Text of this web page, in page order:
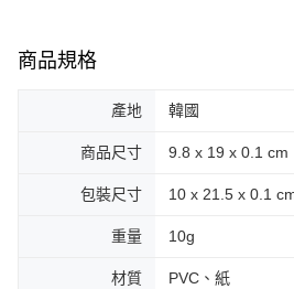
商品規格
產地 韓國
商品尺寸 9.8 x 19 x 0.1 cm
包裝尺寸 10 x 21.5 x 0.1
重量 10g
材質 PVC、紙